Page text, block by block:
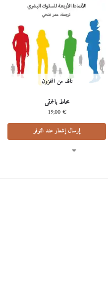
نافد من المخزون
محاط بالحمقى
19,00€
إرسال إشعار عند التوفر